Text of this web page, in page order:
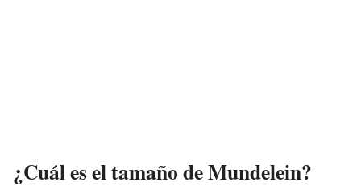
¿Cuál es el tamaño de Mundelein?